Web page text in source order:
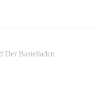
Der Bastelladen